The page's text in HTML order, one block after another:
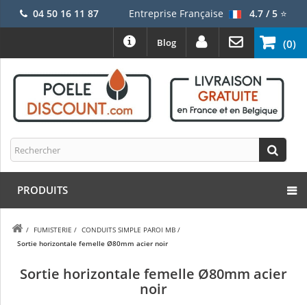
04 50 16 11 87 Entreprise Française 4.7 / 5⭐
(0)
Blog
PRODUITS
/ FUMISTERIE / CONDUITS SIMPLE PAROI MB /
Sortie horizontale femelle Ø80mm acier noir
Sortie horizontale femelle Ø80mm acier
noir